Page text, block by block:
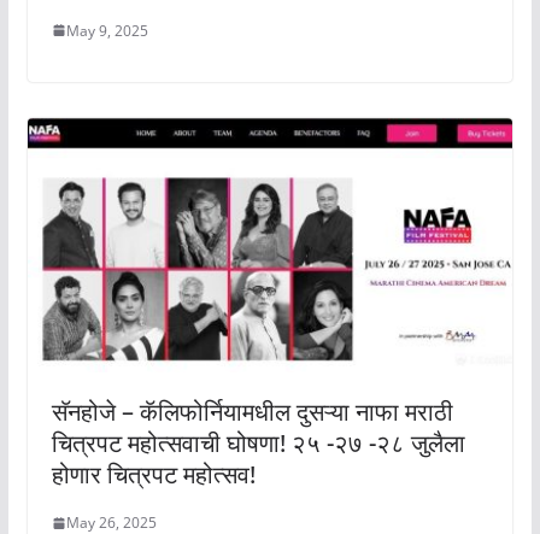
May 9, 2025
सॅनहोजे – कॅलिफोर्नियामधील दुसऱ्या नाफा मराठी
चित्रपट महोत्सवाची घोषणा! २५ -२७ -२८ जुलैला
होणार चित्रपट महोत्सव!
May 26, 2025